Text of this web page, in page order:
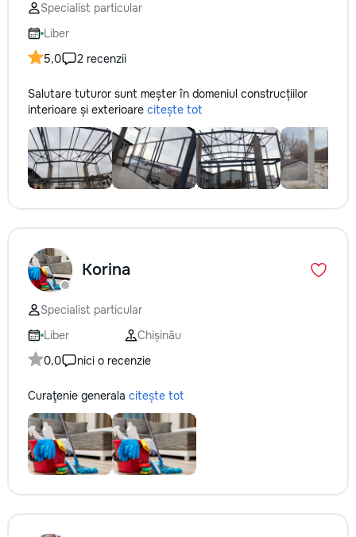
Specialist particular
Liber
5,0
2 recenzii
Salutare tuturor sunt meșter în domeniul construcțiilor
interioare și exterioare citește tot
Korina
Specialist particular
Liber
Chișinău
0,0
nici o recenzie
Curaţenie generala citește tot